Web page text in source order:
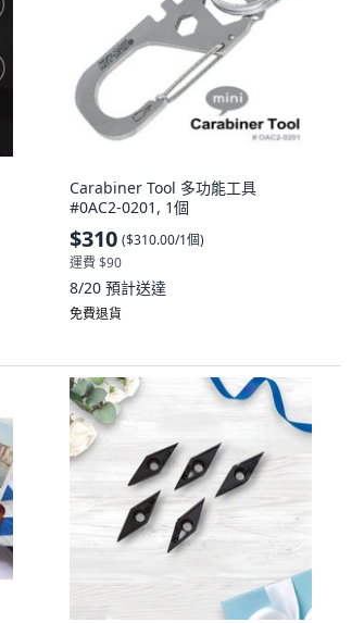
Carabiner Tool 多功能工具
#0AC2-0201, 1個
$310 ($310.00/1個)
運費 $90
8/20 預計送達
免費退貨